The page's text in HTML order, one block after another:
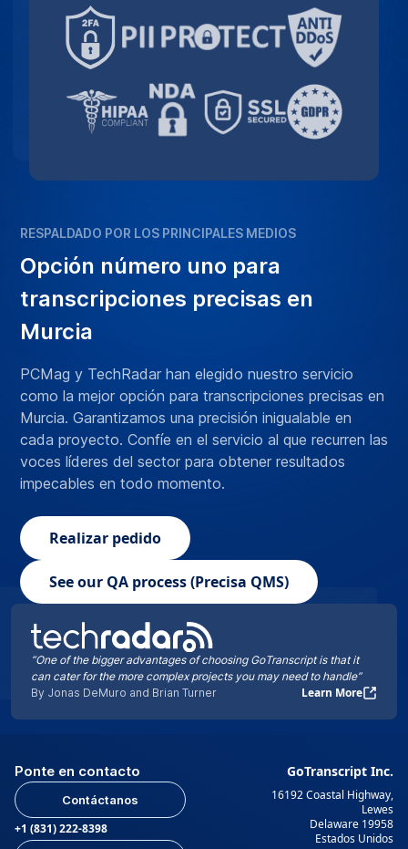
“One of the bigger advantages of choosing GoTranscript is that it
can cater for the more complex projects you may need to handle”
By Jonas DeMuro and Brian Turner
Learn More
RESPALDADO POR LOS PRINCIPALES MEDIOS
Opción número uno para
transcripciones precisas en
Murcia
PCMag y TechRadar han elegido nuestro servicio
como la mejor opción para transcripciones precisas en
Murcia. Garantizamos una precisión inigualable en
cada proyecto. Confíe en el servicio al que recurren las
voces líderes del sector para obtener resultados
impecables en todo momento.
Realizar pedido
See our QA process (Precisa QMS)
Ponte en contacto
Contáctanos
+1 (831) 222-8398
GoTranscript Inc.
16192 Coastal Highway,
Lewes
Delaware 19958
Estados Unidos